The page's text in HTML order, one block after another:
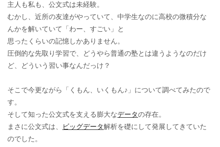
主人も私も、公文式は未経験。
むかし、近所の友達がやっていて、中学生なのに高校の微積分な
んかを解いていて「わー、すごい」と
思ったくらいの記憶しかありません。
圧倒的な先取り学習で、どうやら普通の塾とは違うようなのだけ
ど、どういう習い事なんだっけ？
そこで今更ながら「くもん、いくもん♪」について調べてみたので
す。
そして知った公文式を支える膨大なデータの存在。
まさに公文式は、
ビッグデータ解析を礎にして発展してきていた
のでした。